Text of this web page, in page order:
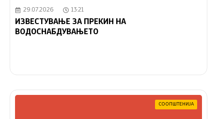
29.07.2026 13:21
ИЗВЕСТУВАЊЕ ЗА ПРЕКИН НА
ВОДОСНАБДУВАЊЕТО
СООПШТЕНИЈА